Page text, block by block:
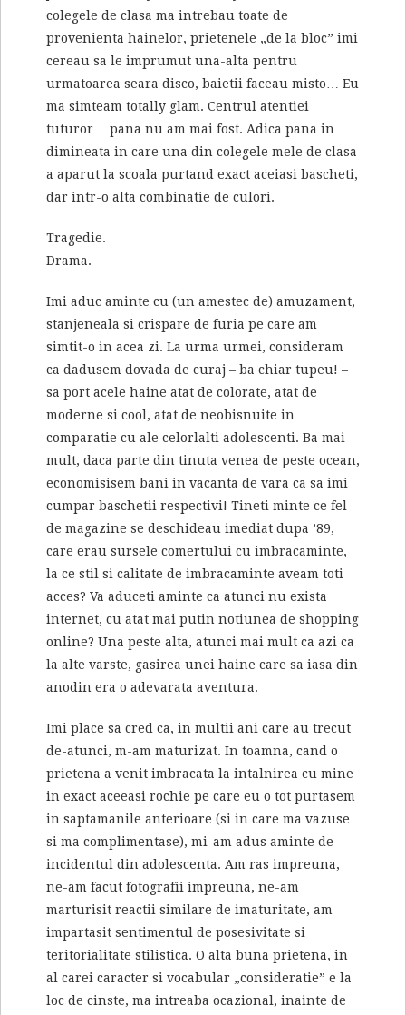
colegele de clasa ma intrebau toate de
provenienta hainelor, prietenele „de la bloc” imi
cereau sa le imprumut una-alta pentru
urmatoarea seara disco, baietii faceau misto… Eu
ma simteam totally glam. Centrul atentiei
tuturor… pana nu am mai fost. Adica pana in
dimineata in care una din colegele mele de clasa
a aparut la scoala purtand exact aceiasi bascheti,
dar intr-o alta combinatie de culori.
Tragedie.
Drama.
Imi aduc aminte cu (un amestec de) amuzament,
stanjeneala si crispare de furia pe care am
simtit-o in acea zi. La urma urmei, consideram
ca dadusem dovada de curaj – ba chiar tupeu! –
sa port acele haine atat de colorate, atat de
moderne si cool, atat de neobisnuite in
comparatie cu ale celorlalti adolescenti. Ba mai
mult, daca parte din tinuta venea de peste ocean,
economisisem bani in vacanta de vara ca sa imi
cumpar baschetii respectivi! Tineti minte ce fel
de magazine se deschideau imediat dupa ’89,
care erau sursele comertului cu imbracaminte,
la ce stil si calitate de imbracaminte aveam toti
acces? Va aduceti aminte ca atunci nu exista
internet, cu atat mai putin notiunea de shopping
online? Una peste alta, atunci mai mult ca azi ca
la alte varste, gasirea unei haine care sa iasa din
anodin era o adevarata aventura.
Imi place sa cred ca, in multii ani care au trecut
de-atunci, m-am maturizat. In toamna, cand o
prietena a venit imbracata la intalnirea cu mine
in exact aceeasi rochie pe care eu o tot purtasem
in saptamanile anterioare (si in care ma vazuse
si ma complimentase), mi-am adus aminte de
incidentul din adolescenta. Am ras impreuna,
ne-am facut fotografii impreuna, ne-am
marturisit reactii similare de imaturitate, am
impartasit sentimentul de posesivitate si
teritorialitate stilistica. O alta buna prietena, in
al carei caracter si vocabular „consideratie” e la
loc de cinste, ma intreaba ocazional, inainte de